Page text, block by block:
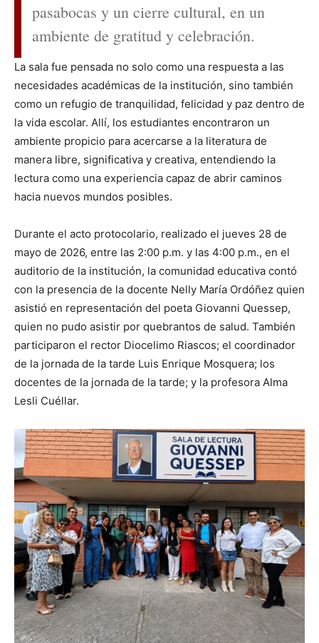
pasabocas y un cierre cultural, en un
ambiente de gratitud y celebración.
La sala fue pensada no solo como una respuesta a las
necesidades académicas de la institución, sino también
como un refugio de tranquilidad, felicidad y paz dentro de
la vida escolar. Allí, los estudiantes encontraron un
ambiente propicio para acercarse a la literatura de
manera libre, significativa y creativa, entendiendo la
lectura como una experiencia capaz de abrir caminos
hacia nuevos mundos posibles.
Durante el acto protocolario, realizado el jueves 28 de
mayo de 2026, entre las 2:00 p.m. y las 4:00 p.m., en el
auditorio de la institución, la comunidad educativa contó
con la presencia de la docente Nelly María Ordóñez quien
asistió en representación del poeta Giovanni Quessep,
quien no pudo asistir por quebrantos de salud. También
participaron el rector Diocelimo Riascos; el coordinador
de la jornada de la tarde Luis Enrique Mosquera; los
docentes de la jornada de la tarde; y la profesora Alma
Lesli Cuéllar.